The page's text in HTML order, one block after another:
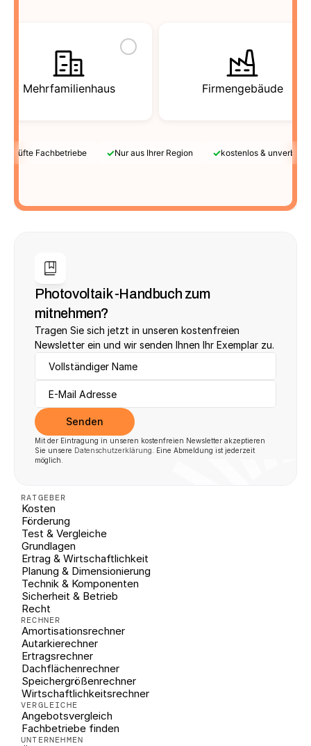
Mehrfamilienhaus Firmengebäude
Fachbetriebe ✓Nur aus Ihrer Region ✓kostenlos &
Photovoltaik -Handbuch zum
mitnehmen?
Tragen Sie sich jetzt in unseren kostenfreien
Newsletter ein und wir senden Ihnen Ihr Exemplar zu.
Senden
Mit der Eintragung in unseren kostenfreien Newsletter akzeptieren
Sie unsere Datenschutzerklärung . Eine Abmeldung ist jederzeit
möglich.
RATGEBER
Kosten
Förderung
Test & Vergleiche
Grundlagen
Ertrag & Wirtschaftlichkeit
Planung & Dimensionierung
Technik & Komponenten
Sicherheit & Betrieb
Recht
RECHNER
Amortisationsrechner
Autarkierechner
Ertragsrechner
Dachflächenrechner
Speichergrößenrechner
Wirtschaftlichkeitsrechner
VERGLEICHE
Angebotsvergleich
Fachbetriebe finden
UNTERNEHMEN